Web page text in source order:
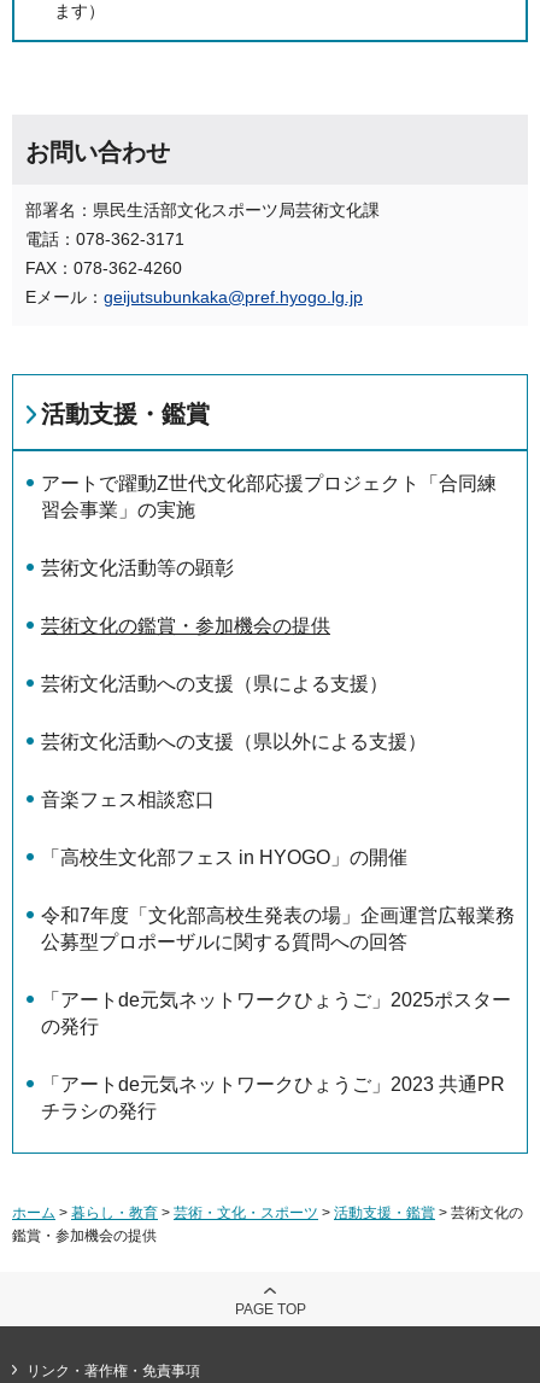
ます）
お問い合わせ
部署名：県民生活部文化スポーツ局芸術文化課
電話：078-362-3171
FAX：078-362-4260
Eメール： geijutsubunkaka@pref.hyogo.lg.jp
活動支援・鑑賞
アートで躍動Z世代文化部応援プロジェクト「合同練
習会事業」の実施
芸術文化活動等の顕彰
芸術文化の鑑賞・参加機会の提供
芸術文化活動への支援（県による支援）
芸術文化活動への支援（県以外による支援）
音楽フェス相談窓口
「高校生文化部フェス in HYOGO」の開催
令和7年度「文化部高校生発表の場」企画運営広報業務
公募型プロポーザルに関する質問への回答
「アートde元気ネットワークひょうご」2025ポスター
の発行
「アートde元気ネットワークひょうご」2023 共通PR
チラシの発行
ホーム > 暮らし・教育 > 芸術・文化・スポーツ > 活動支援・鑑賞 > 芸術文化の
鑑賞・参加機会の提供
PAGE TOP
リンク・著作権・免責事項